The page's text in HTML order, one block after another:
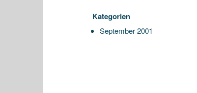
Kategorien
September 2001